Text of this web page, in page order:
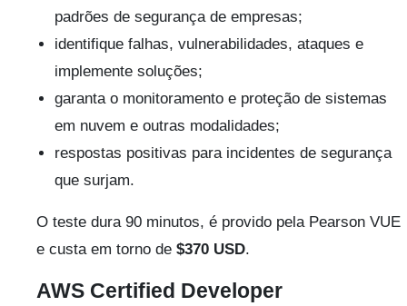
padrões de segurança de empresas;
identifique falhas, vulnerabilidades, ataques e
implemente soluções;
garanta o monitoramento e proteção de sistemas
em nuvem e outras modalidades;
respostas positivas para incidentes de segurança
que surjam.
O teste dura 90 minutos, é provido pela Pearson VUE
e custa em torno de $370 USD.
AWS Certified Developer